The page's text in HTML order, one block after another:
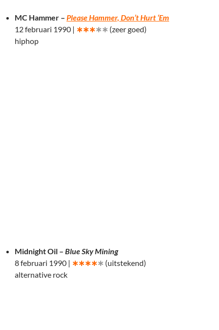
MC Hammer – Please Hammer, Don’t Hurt ‘Em
12 februari 1990 | ∗∗∗∗∗ (zeer goed)
hiphop
Midnight Oil – Blue Sky Mining
8 februari 1990 | ∗∗∗∗∗ (uitstekend)
alternative rock